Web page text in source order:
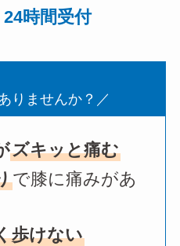
時間受付
りませんか？／
ズキッと痛む
で膝に痛みがあ
歩けない